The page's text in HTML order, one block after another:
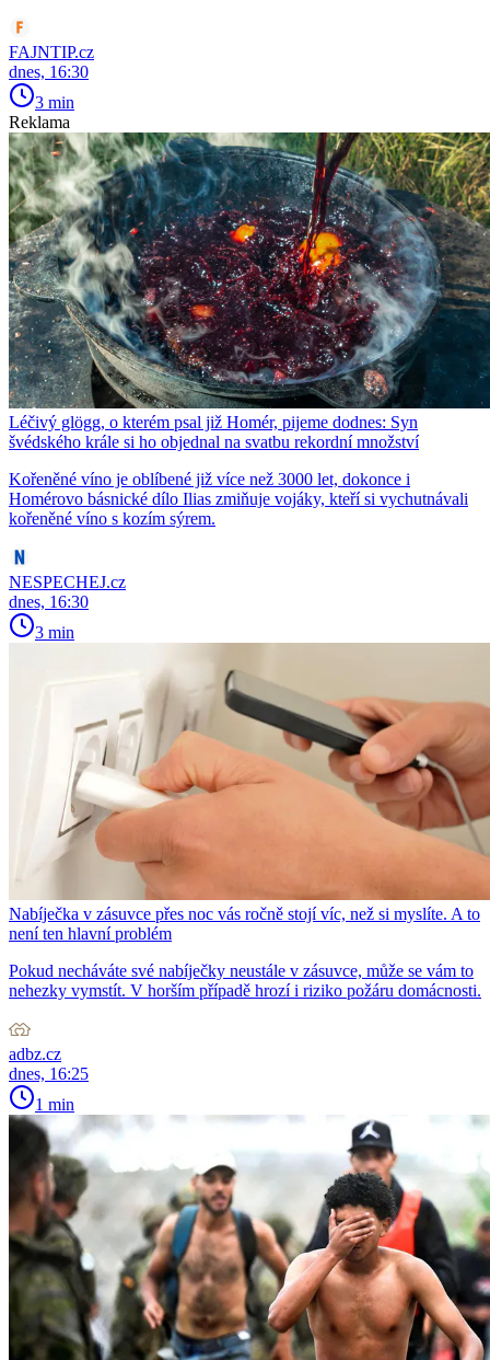
FAJNTIP.cz
dnes, 16:30
3 min
Reklama
Léčivý glögg, o kterém psal již Homér, pijeme dodnes: Syn
švédského krále si ho objednal na svatbu rekordní množství
Kořeněné víno je oblíbené již více než 3000 let, dokonce i
Homérovo básnické dílo Ilias zmiňuje vojáky, kteří si vychutnávali
kořeněné víno s kozím sýrem.
NESPECHEJ.cz
dnes, 16:30
3 min
Nabíječka v zásuvce přes noc vás ročně stojí víc, než si myslíte. A to
není ten hlavní problém
Pokud necháváte své nabíječky neustále v zásuvce, může se vám to
nehezky vymstít. V horším případě hrozí i riziko požáru domácnosti.
adbz.cz
dnes, 16:25
1 min